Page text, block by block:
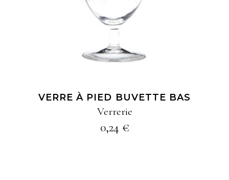
SÉLECTION
VERRE À PIED BUVETTE BAS
Verrerie
0,24 €